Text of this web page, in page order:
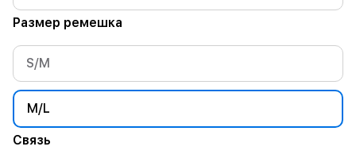
Размер ремешка
S/M
M/L
Связь